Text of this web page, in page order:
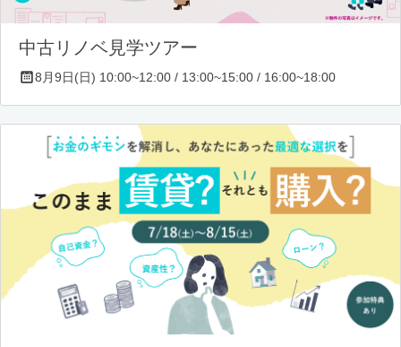
中古リノベ見学ツアー
8月9日(日) 10:00~12:00 / 13:00~15:00 / 16:00~18:00